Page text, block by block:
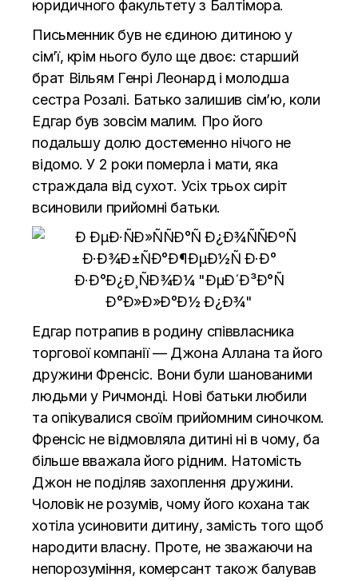
юридичного факультету з Балтімора.
Письменник був не єдиною дитиною у
сім’ї, крім нього було ще двоє: старший
брат Вільям Генрі Леонард і молодша
сестра Розалі. Батько залишив сім’ю, коли
Едгар був зовсім малим. Про його
подальшу долю достеменно нічого не
відомо. У 2 роки померла і мати, яка
страждала від сухот. Усіх трьох сиріт
всиновили прийомні батьки.
Едгар потрапив в родину співвласника
торгової компанії — Джона Аллана та його
дружини Френсіс. Вони були шанованими
людьми у Ричмонді. Нові батьки любили
та опікувалися своїм прийомним синочком.
Френсіс не відмовляла дитині ні в чому, ба
більше вважала його рідним. Натомість
Джон не поділяв захоплення дружини.
Чоловік не розумів, чому його кохана так
хотіла усиновити дитину, замість того щоб
народити власну. Проте, не зважаючи на
непорозуміння, комерсант також балував